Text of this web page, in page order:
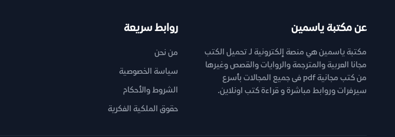
عن مكتبة ياسمين
مكتبة ياسمين هي منصة إلكترونية لـ تحميل الكتب
مجانا العربية والمترجمة والروايات والقصص وغيرها
من كتب مجانية pdf فى جميع المجالات بأسرع
سيرفرات وروابط مباشرة و قراءة كتب اونلاين.
روابط سريعة
من نحن
سياسة الخصوصية
الشروط والأحكام
حقوق الملكية الفكرية